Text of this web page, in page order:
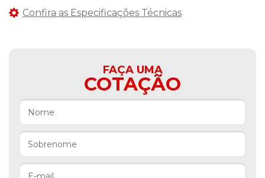
Confira as Especificações Técnicas
FAÇA UMA
COTAÇÃO